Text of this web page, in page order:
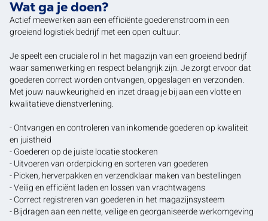
Wat ga je doen?
Actief meewerken aan een efficiënte goederenstroom in een
groeiend logistiek bedrijf met een open cultuur.
Je speelt een cruciale rol in het magazijn van een groeiend bedrijf
waar samenwerking en respect belangrijk zijn. Je zorgt ervoor dat
goederen correct worden ontvangen, opgeslagen en verzonden.
Met jouw nauwkeurigheid en inzet draag je bij aan een vlotte en
kwalitatieve dienstverlening.
- Ontvangen en controleren van inkomende goederen op kwaliteit
en juistheid
- Goederen op de juiste locatie stockeren
- Uitvoeren van orderpicking en sorteren van goederen
- Picken, herverpakken en verzendklaar maken van bestellingen
- Veilig en efficiënt laden en lossen van vrachtwagens
- Correct registreren van goederen in het magazijnsysteem
- Bijdragen aan een nette, veilige en georganiseerde werkomgeving